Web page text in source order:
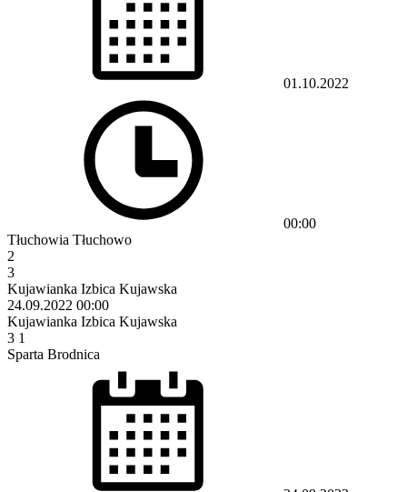
01.10.2022
00:00
Tłuchowia Tłuchowo
2
3
Kujawianka Izbica Kujawska
24.09.2022 00:00
Kujawianka Izbica Kujawska
3 1
Sparta Brodnica